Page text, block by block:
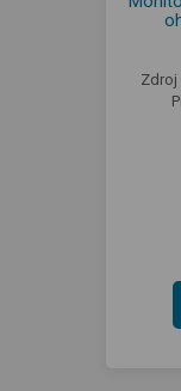
Zdroj